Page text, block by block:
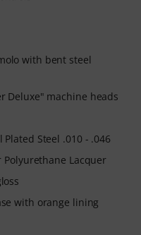
with bent steel
Deluxe" machine heads
Plated Steel .010 - .046
Polyurethane Lacquer
with orange lining